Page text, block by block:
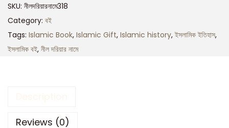
SKU: নীলদরিয়ারনামে318
Category: বই
Tags: Islamic Book, Islamic Gift, Islamic history, ইসলামিক ইতিহাস,
ইসলামিক বই, নীল দরিয়ার নামে
Reviews (0)